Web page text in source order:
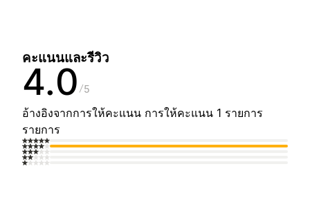
คะแนนและรีวิว
4.0 5
อ้างอิงจากการให้คะแนน การให้คะแนน 1 รายการ
รายการ